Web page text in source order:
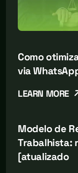
Como
via
LEARN MORE
Modelo de
Trabalhista:
[atualizado